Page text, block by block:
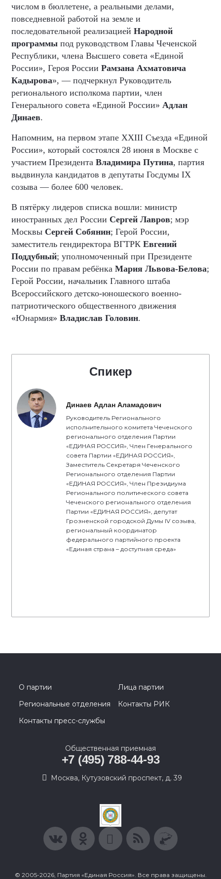
числом в бюллетене, а реальными делами,
повседневной работой на земле и
последовательной реализацией Народной
программы под руководством Главы Чеченской
Республики, члена Высшего совета «Единой
России», Героя России Рамзана Ахматовича
Кадырова», — подчеркнул Руководитель
регионального исполкома партии, член
Генерального совета «Единой России» Адлан
Динаев.
Напомним, на первом этапе XXIII Съезда «Единой
России», который состоялся 28 июня в Москве с
участием Президента Владимира Путина, партия
выдвинула кандидатов в депутаты Госдумы IX
созыва — более 600 человек.
В пятёрку лидеров списка вошли: министр
иностранных дел России Сергей Лавров; мэр
Москвы Сергей Собянин; Герой России,
заместитель гендиректора ВГТРК Евгений
Поддубный; уполномоченный при Президенте
России по правам ребёнка Мария Львова-Белова;
Герой России, начальник Главного штаба
Всероссийского детско-юношеского военно-
патриотического общественного движения
«Юнармия» Владислав Головин.
Спикер
Динаев Адлан Аламадович
Руководитель Регионального
исполнительного комитета Чеченского
регионального отделения Партии
«ЕДИНАЯ РОССИЯ», Член Генерального
совета Партии «ЕДИНАЯ РОССИЯ»,
Заместитель Секретаря Чеченского
Регионального отделения Партии
«ЕДИНАЯ РОССИЯ», Член Президиума
Регионального политического совета
Чеченского регионального отделения
Партии «ЕДИНАЯ РОССИЯ», депутат
Грозненской городской Думы IV созыва,
региональный координатор
федерального партийного проекта
«Единая страна – доступная среда»
О партии
Лица партии
Региональные отделения
Контакты РИК
Контакты пресс-службы
Общественная приемная
+7 (495) 788-44-93
Москва, Кутузовский проспект, д. 39
© 2005-2026, Партия «Единая Россия». Все права защищены.